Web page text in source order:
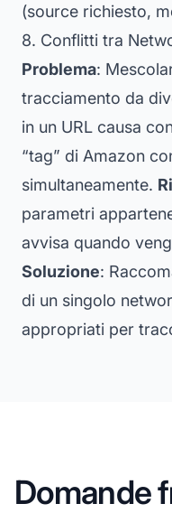
(source richiesto,
8. Conflitti tra
Problema:
tracciamento da
in un URL causa
“tag” di Amazon
simultaneamente.
parametri
avvisa quando
Soluzione:
di un singolo
appropriati per
Domande